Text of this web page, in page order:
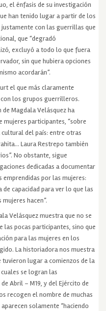
el énfasis de su investigación
han tenido lugar a partir de los
con las guerrillas que
que “degradó
excluyó a todo lo que fuera
sin que hubiera opciones
acordarán”.
el que más claramente
los grupos guerrilleros.
Magdala Velásquez ha
participantes, “sobre
del país: entre otras
Laura Restrepo también
No obstante, sigue
dedicadas a documentar
emprendidas por las mujeres:
capacidad para ver lo que las
hacen”.
Velásquez muestra que no se
pocas participantes, sino que
para las mujeres en los
La historiadora nos muestra
lugar a comienzos de la
se logran las
Abril – M19, y del Ejército de
recogen el nombre de muchas
solamente “haciendo